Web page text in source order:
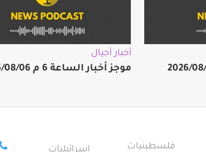
أخبار أجيال
موجز أخبار الساعة 6 م 2026/08/06
فلسطينيات